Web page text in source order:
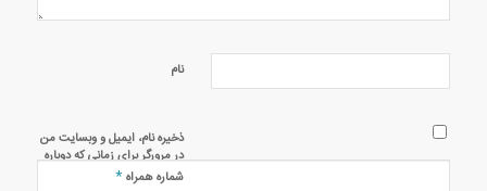
نام
ذخیره نام، ایمیل و وبسایت من
در مرورگر برای زمانی که دوباره
دیدگاهی می‌نویسم.
شماره همراه*